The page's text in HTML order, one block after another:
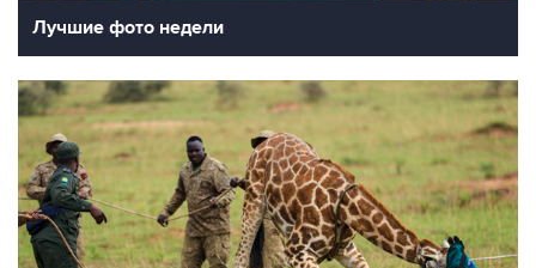
Лучшие фото недели